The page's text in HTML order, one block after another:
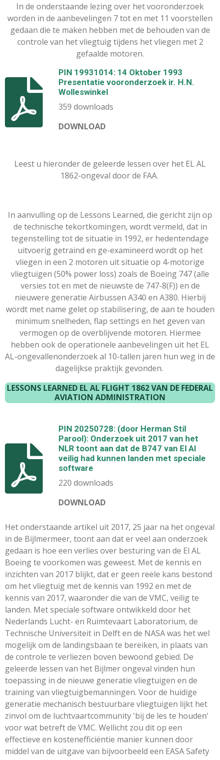
In de onderstaande lezing over het vooronderzoek
worden in de aanbevelingen 7 tot en met 11 voorstellen
gedaan die te maken hebben met de behouden van de
controle van het vliegtuig tijdens het vliegen met 2
gefaalde motoren.
PIN 19931014: 14 Oktober 1993
Presentatie vooronderzoek ir. H.N.
Wolleswinkel
359 downloads
DOWNLOAD
Leest u hieronder de geleerde lessen over het EL AL
1862-ongeval door de FAA.
In aanvulling op de Lessons Learned, die gericht zijn op
de technische tekortkomingen, wordt vermeld, dat in
tegenstelling tot de situatie in 1992, er hedentendage
uitvoerig getraind en ge-examineerd wordt op het
vliegen in een 2 motoren uit situatie op 4-motorige
vliegtuigen (50% power loss) zoals de Boeing 747 (alle
versies tot en met de nieuwste de 747-8(F)) en de
nieuwere generatie Airbussen A340 en A380. Hierbij
wordt met name gelet op stabilisering, de aan te houden
minimum snelheden, flap settings en het geven van
vermogen op de overblijvende motoren. Hiermee
hebben ook de operationele aanbevelingen uit het EL
AL-ongevallenonderzoek al 10-tallen jaren hun weg in de
dagelijkse praktijk gevonden.
LESSONS LEARNED EL AL FLIGHT 1862 VAN DE FEDERAL
AVIATION ADMINISTRATION
PIN 20250728: (door Herman Stil
Parool): Onderzoek uit 2017 van het
NLR toont aan dat de B747 van El Al
veilig had kunnen landen met speciale
software
220 downloads
DOWNLOAD
Het onderstaande artikel uit 2017, 25 jaar na het ongeval
in de Bijlmermeer, toont aan dat er veel aan onderzoek
gedaan is hoe een verlies over besturing van de El AL
Boeing te voorkomen was geweest. Met de kennis en
inzichten van 2017 blijkt, dat er geen reële kans bestond
om het vliegtuig met de kennis van 1992 en met de
kennis van 2017, waaronder die van de VMC, veilig te
landen. Met speciale software ontwikkeld door het
Nederlands Lucht- en Ruimtevaart Laboratorium, de
Technische Universiteit in Delft en de NASA was het wel
mogelijk om de landingsbaan te bereiken, in plaats van
de controle te verliezen boven bewoond gebied. De
geleerde lessen van het Bijlmer ongeval vinden hun
toepassing in de nieuwe generatie vliegtuigen en de
training van vliegtuigbemanningen. Voor de huidige
generatie mechanisch bestuurbare vliegtuigen lijkt het
zinvol om de luchtvaartcommunity 'bij de les te houden'
voor wat betreft de VMC. Wellicht zou dit op een
effectieve en kostenefficiëntie manier kunnen door
middel van de uitgave van bijvoorbeeld een EASA Safety